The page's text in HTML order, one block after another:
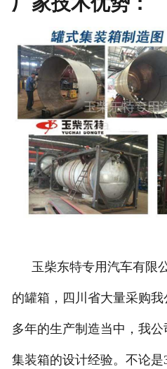
玉柴东特专用汽车有限
的罐箱，四川省大量采购
多年的生产制造当中，我
集装箱的设计经验。不论是